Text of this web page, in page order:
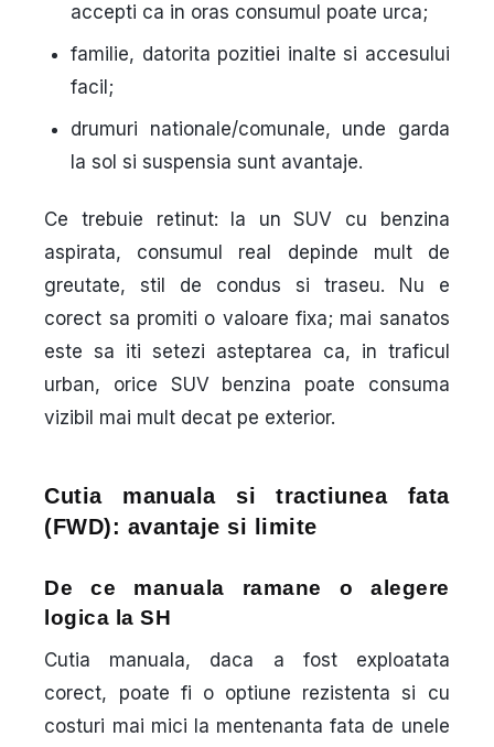
accepti ca in oras consumul poate urca;
familie, datorita pozitiei inalte si accesului
facil;
drumuri nationale/comunale, unde garda
la sol si suspensia sunt avantaje.
Ce trebuie retinut: la un SUV cu benzina
aspirata, consumul real depinde mult de
greutate, stil de condus si traseu. Nu e
corect sa promiti o valoare fixa; mai sanatos
este sa iti setezi asteptarea ca, in traficul
urban, orice SUV benzina poate consuma
vizibil mai mult decat pe exterior.
Cutia manuala si tractiunea fata
(FWD): avantaje si limite
De ce manuala ramane o alegere
logica la SH
Cutia manuala, daca a fost exploatata
corect, poate fi o optiune rezistenta si cu
costuri mai mici la mentenanta fata de unele